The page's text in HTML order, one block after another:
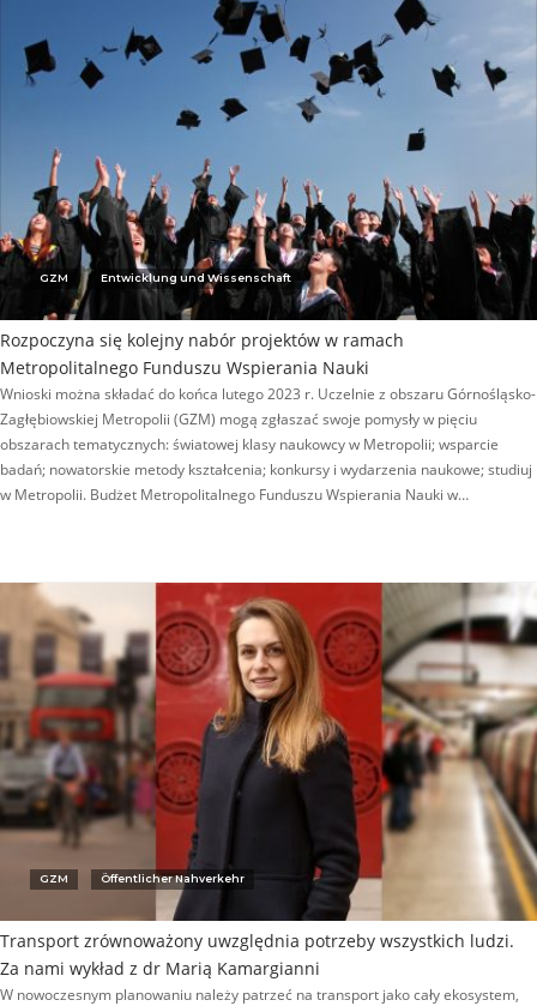
GZM Entwicklung und Wissenschaft
Rozpoczyna się kolejny nabór projektów w ramach
Metropolitalnego Funduszu Wspierania Nauki
Wnioski można składać do końca lutego 2023 r. Uczelnie z obszaru Górnośląsko-
Zagłębiowskiej Metropolii (GZM) mogą zgłaszać swoje pomysły w pięciu
obszarach tematycznych: światowej klasy naukowcy w Metropolii; wsparcie
badań; nowatorskie metody kształcenia; konkursy i wydarzenia naukowe; studiuj
w Metropolii. Budżet Metropolitalnego Funduszu Wspierania Nauki w…
GZM Öffentlicher Nahverkehr
Transport zrównoważony uwzględnia potrzeby wszystkich ludzi.
Za nami wykład z dr Marią Kamargianni
W nowoczesnym planowaniu należy patrzeć na transport jako cały ekosystem,